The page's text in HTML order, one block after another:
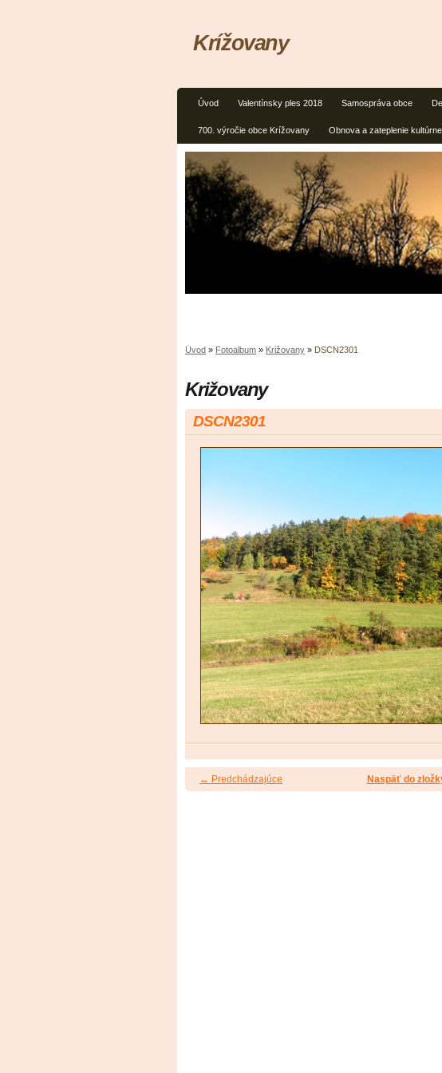
Úvod Valentínsky ples 2018 Samospráva obce
700. výročie obce Krížovany Obnova a zateplenie
Krížovany
Úvod » Fotoalbum » Križovany » DSCN2301
Križovany
DSCN2301
← Predchádzajúce Naspäť do